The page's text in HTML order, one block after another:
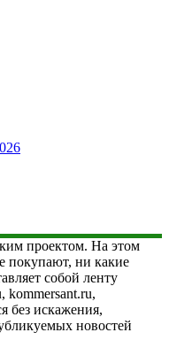
проектом. На этом
покупают, ни какие
собой ленту
kommersant.ru,
без искажения,
новостей